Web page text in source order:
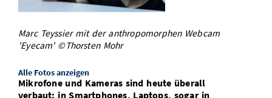
Vom Studium in den Beruf
Study Scheduler
Bibliothek
Open Science/Open Access
Start-ups
Zahlen & Fakten
Kontakt
SIC Merchandise
AnsprechpartnerInnen, Personen, Forschungsgruppen
Termine, Vorträge und Veranstaltungen
Marc Teyssier mit der anthropomorphen Webcam
'Eyecam' ©Thorsten Mohr
Alle Fotos anzeigen
Mikrofone und Kameras sind heute überall
verbaut: in Smartphones, Laptops, sogar in